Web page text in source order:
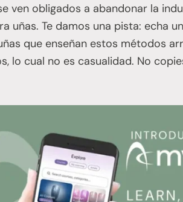
ven obligados a abandonar la
uñas. Te damos una pista: echa
que enseñan estos métodos
lo cual no es casualidad. No